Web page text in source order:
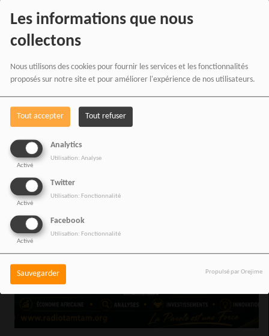
Les informations que nous
collectons
Nous utilisons des cookies pour fournir les services et les fonctionnalités
proposés sur notre site et pour améliorer l'expérience de nos utilisateurs.
Tout accepter Tout refuser
Analytics
Activé
Utilisation: Analyse
Twitter
Activé
Utilisation: Fonctionnalité
Facebook
Activé
Utilisation: Fonctionnalité
Sauvegarder Propulsé par Orejime
PARTAGEZ !
VOIR AUSSI